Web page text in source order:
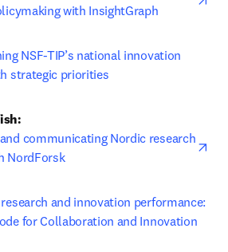
with InsightGraph
NSF-TIP’s national innovation
strategic priorities
communicating Nordic research
NordForsk
and innovation performance:
for Collaboration and Innovation